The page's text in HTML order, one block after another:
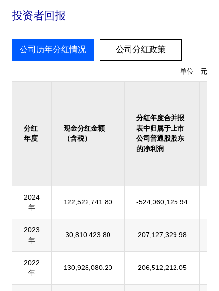
投资者回报
公司历年分红情况 公司分红政策
单位：元
分红
年度
现金分红金额
（含税）
分红年度合并报
表中归属于上市
公司普通股股东
的净利润
2024
年
122,522,741.80 -524,060,125.94
2023
年
30,810,423.80 207,127,329.98
2022
年
130,928,080.20 206,512,212.05